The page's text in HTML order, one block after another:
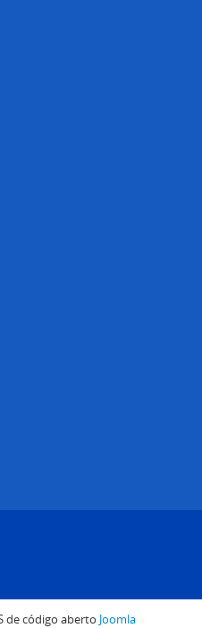
de código aberto Joomla